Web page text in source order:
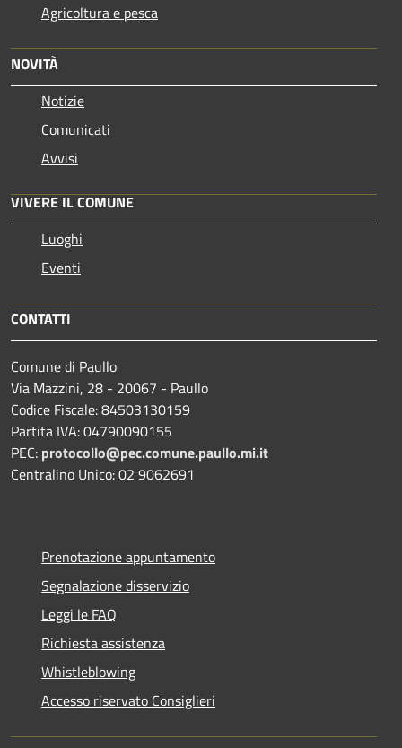
Agricoltura e pesca
NOVITÀ
Notizie
Comunicati
Avvisi
VIVERE IL COMUNE
Luoghi
Eventi
CONTATTI
Comune di Paullo
Via Mazzini, 28 - 20067 - Paullo
Codice Fiscale: 84503130159
Partita IVA: 04790090155
PEC: protocollo@pec.comune.paullo.mi.it
Centralino Unico: 02 9062691
Prenotazione appuntamento
Segnalazione disservizio
Leggi le FAQ
Richiesta assistenza
Whistleblowing
Accesso riservato Consiglieri